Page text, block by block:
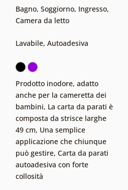
Bagno, Soggiorno, Ingresso,
Camera da letto
Lavabile, Autoadesiva
Prodotto inodore, adatto
anche per la cameretta dei
bambini, La carta da parati è
composta da strisce larghe
49 cm, Una semplice
applicazione che chiunque
può gestire, Carta da parati
autoadesiva con forte
collosità